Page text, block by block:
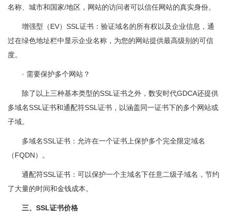
名称、城市和国家/地区，网站的访问者可以信任网站的真实身份。
增强型（EV）SSL证书：验证域名的所有权以及企业信息，通
过在绿色地址栏中显示企业名称，为您的网站提供最高级别的可信
度。
· 需要保护多个网站？
除了以上三种基本类型的SSL证书之外，数安时代GDCA还提供
多域名SSL证书和通配符SSL证书，以涵盖同一证书下的多个网站或
子域。
多域名SSL证书：允许在一个证书上保护多个完全限定域名
（FQDN）。
通配符SSL证书：可以保护一个主域名下任意二级子域名，节约
了大量的时间和金钱成本。
三、SSL证书价格